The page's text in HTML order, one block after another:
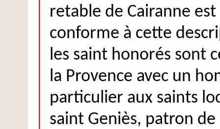
retable de Cairanne est
conforme à cette
les saint honorés sont
la Provence avec un
particulier aux saints
saint Geniès, patron de